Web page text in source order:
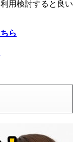
用検討すると良い
ら